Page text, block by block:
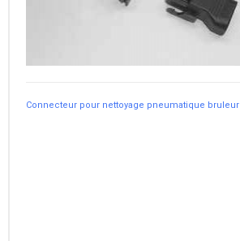
Connecteur pour nettoyage pneumatique bruleur